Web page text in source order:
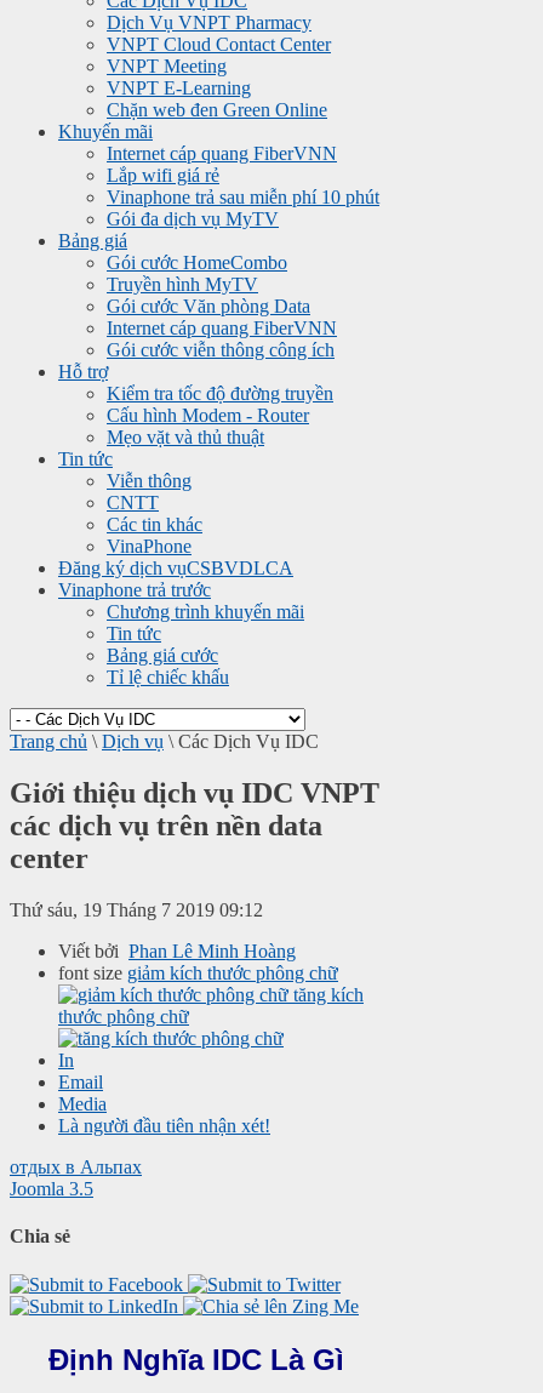
Dịch Vụ VNPT Pharmacy
VNPT Cloud Contact Center
VNPT Meeting
VNPT E-Learning
Chặn web đen Green Online
Khuyến mãi
Internet cáp quang FiberVNN
Lắp wifi giá rẻ
Vinaphone trả sau miễn phí 10 phút
Gói đa dịch vụ MyTV
Bảng giá
Gói cước HomeCombo
Truyền hình MyTV
Gói cước Văn phòng Data
Internet cáp quang FiberVNN
Gói cước viễn thông công ích
Hỗ trợ
Kiểm tra tốc độ đường truyền
Cấu hình Modem - Router
Mẹo vặt và thủ thuật
Tin tức
Viễn thông
CNTT
Các tin khác
VinaPhone
Đăng ký dịch vụCSBVDLCA
Vinaphone trả trước
Chương trình khuyến mãi
Tin tức
Bảng giá cước
Tỉ lệ chiếc khấu
Trang chủ \ Dịch vụ \ Các Dịch Vụ IDC
Giới thiệu dịch vụ IDC VNPT
các dịch vụ trên nền data
center
Thứ sáu, 19 Tháng 7 2019 09:12
Viết bởi Phan Lê Minh Hoàng
font size giảm kích thước phông chữ
tăng kích
thước phông chữ
In
Email
Media
Là người đầu tiên nhận xét!
отдых в Альпах
Joomla 3.5
Chia sẻ
Định Nghĩa IDC Là Gì